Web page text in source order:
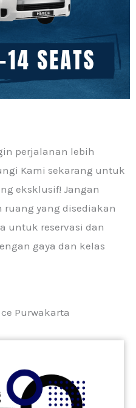
perjalanan lebih
Kami sekarang untuk
eksklusif! Jangan
yang disediakan
untuk reservasi dan
gaya dan kelas
Purwakarta